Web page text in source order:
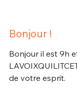
Bonjour !
Bonjour il est 9h
de votre esprit.